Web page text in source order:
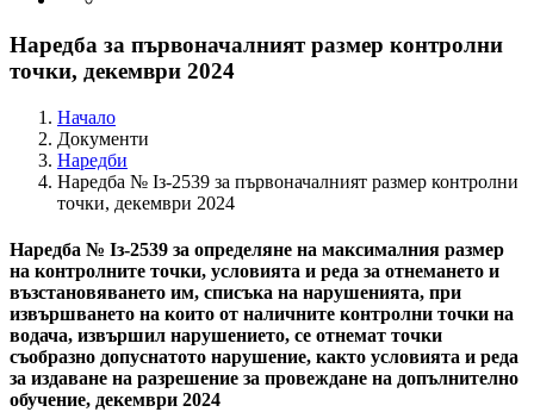
Наредба за първоначалният размер контролни
точки, декември 2024
Начало
Документи
Наредби
Наредба № Iз-2539 за първоначалният размер контролни
точки, декември 2024
Наредба № Із-2539 за определяне на максималния размер
на контролните точки, условията и реда за отнемането и
възстановяването им, списъка на нарушенията, при
извършването на които от наличните контролни точки на
водача, извършил нарушението, се отнемат точки
съобразно допуснатото нарушение, както условията и реда
за издаване на разрешение за провеждане на допълнително
обучение, декември 2024